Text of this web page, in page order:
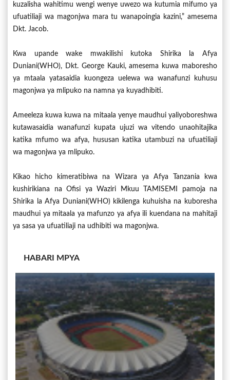
kuzalisha wahitimu wengi wenye uwezo wa kutumia mifumo ya
ufuatiliaji wa magonjwa mara tu wanapoingia kazini,” amesema
Dkt. Jacob.
Kwa upande wake mwakilishi kutoka Shirika la Afya
Duniani(WHO), Dkt. George Kauki, amesema kuwa maboresho
ya mtaala yatasaidia kuongeza uelewa wa wanafunzi kuhusu
magonjwa ya mlipuko na namna ya kuyadhibiti.
Ameeleza kuwa kuwa na mitaala yenye maudhui yaliyoboreshwa
kutawasaidia wanafunzi kupata ujuzi wa vitendo unaohitajika
katika mfumo wa afya, hususan katika utambuzi na ufuatiliaji
wa magonjwa ya mlipuko.
Kikao hicho kimeratibiwa na Wizara ya Afya Tanzania kwa
kushirikiana na Ofisi ya Waziri Mkuu TAMISEMI pamoja na
Shirika la Afya Duniani(WHO) kikilenga kuhuisha na kuboresha
maudhui ya mitaala ya mafunzo ya afya ili kuendana na mahitaji
ya sasa ya ufuatiliaji na udhibiti wa magonjwa.
HABARI MPYA